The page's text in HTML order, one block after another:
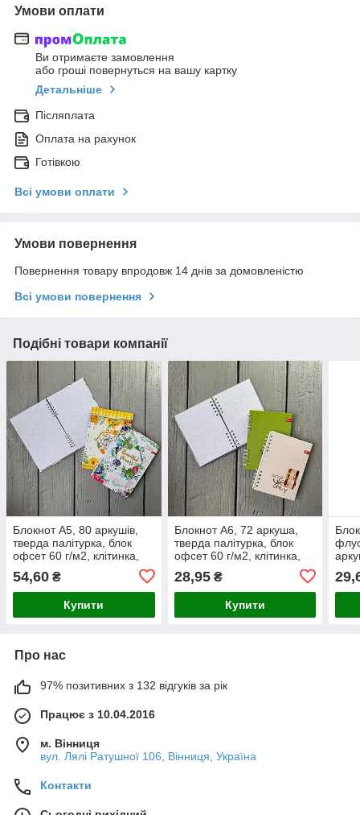
Умови оплати
Ви отримаєте замовлення
або гроші повернуться на вашу картку
Детальніше
Післяплата
Оплата на рахунок
Готівкою
Всі умови оплати
Умови повернення
Повернення товару впродовж 14 днів за домовленістю
Всі умови повернення
Подібні товари компанії
Блокнот А5, 80 аркушів,
тверда палітурка, блок
офсет 60 г/м2, клітинка,
54,60 ₴
Купити
Блокнот А6, 72 аркуша,
тверда палітурка, блок
офсет 60 г/м2, клітинка,
28,95₴
Купити
Про нас
97% позитивних з 132 відгуків за рік
Працює з 10.04.2016
м. Вінниця
вул. Лялі Ратушної 106, Вінниця, Україна
Контакти